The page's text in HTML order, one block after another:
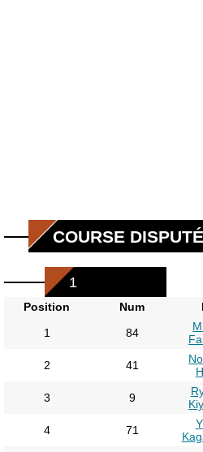
COURSE
1
Position Num
1
84
2 41
3 9
4 71